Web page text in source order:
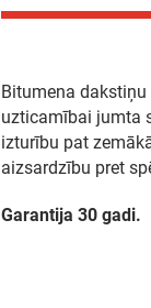
Bitumena
uzticamībai jumta
izturību pat
aizsardzību pret
Garantija 30 gadi.